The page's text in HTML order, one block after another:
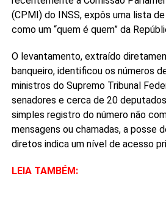
(CPMI) do INSS, expôs uma lista
como um “quem é quem” da
O levantamento, extraído
banqueiro, identificou os números
ministros do Supremo Tribunal
senadores e cerca de 20
simples registro do número não
mensagens ou chamadas, a posse
diretos indica um nível de acesso
LEIA TAMBÉM: